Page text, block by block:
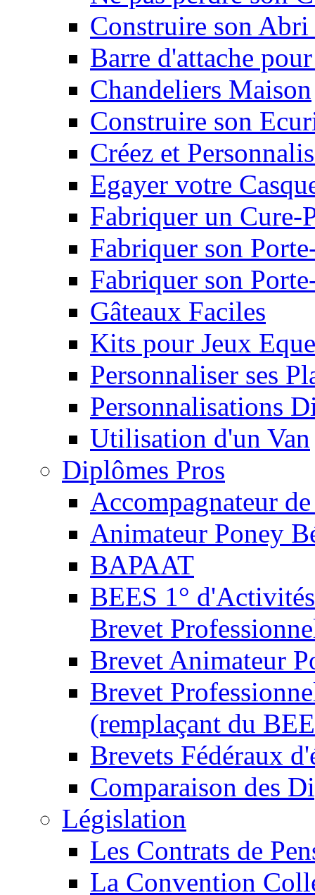
Construire son
Barre d'attache
Chandeliers Maison
Construire son
Créez et
Egayer votre
Fabriquer un Cure-
Fabriquer son
Fabriquer son
Gâteaux Faciles
Kits pour Jeux
Personnaliser ses
Personnalisations
Utilisation d'un Van
Diplômes Pros
Accompagnateur
Animateur Poney
BAPAAT
BEES 1°
Brevet
Brevet Animateur
Brevet
(remplaçant du
Brevets Fédéraux
Comparaison des
Législation
Les Contrats de
La Convention